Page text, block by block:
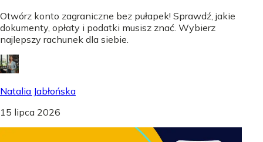
Otwórz konto zagraniczne bez pułapek! Sprawdź, jakie
dokumenty, opłaty i podatki musisz znać. Wybierz
najlepszy rachunek dla siebie.
Natalia Jabłońska
15 lipca 2026